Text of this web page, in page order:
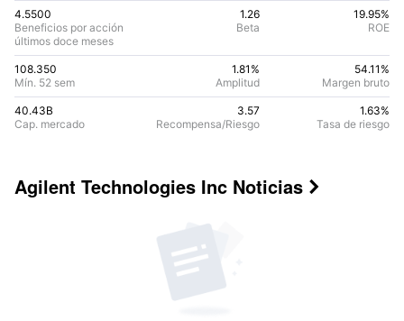
4.5500
Beneficios por acción
últimos doce meses
1.26
Beta
19.95%
ROE
108.350
Mín. 52 sem
1.81%
Amplitud
54.11 %
Margen bruto
40.43B
Cap. mercado
3.57
Recompensa/Riesgo
1.63%
Tasa de riesgo
Agilent Technologies Inc Noticias 